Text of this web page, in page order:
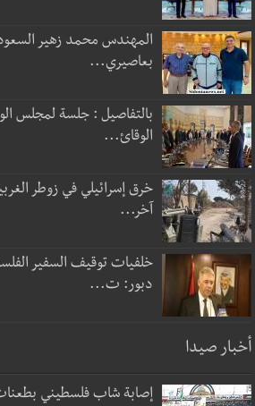
المهندس محمد زهير
بعاصيري...
بالتفاصيل : جلسة لمجلس
الوقائ...
خرق إسرائيلي في زوطر
آخر...
خلفيات توقيف السفير
دبور: ت...
أخبار صيدا
إصابة شاب فلسطيني